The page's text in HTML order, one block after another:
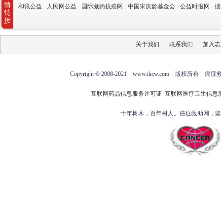
情
链
接
和讯公益
人民网公益 国际藏药抗癌网 中国宋庆龄基金会 公益时报网
关于我们 联系我们 加入
Copyright © 2008-2021 www.ikcw.com 版权所有 癌症
互联网药品信息服务许可证 互联网医疗卫生信息
十年树木，百年树人。癌症救助网，